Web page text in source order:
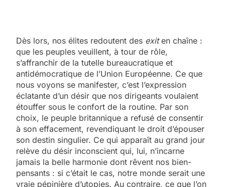
Dès lors, nos élites redoutent des exiten chaîne :
que les peuples veuillent, à tour de rôle,
s’affranchir de la tutelle bureaucratique et
antidémocratique de l’Union Européenne. Ce que
nous voyons se manifester, c’est l’expression
éclatante d’un désir que nos dirigeants voulaient
étouffer sous le confort de la routine. Par son
choix, le peuple britannique a refusé de consentir
à son effacement, revendiquant le droit d’épouser
son destin singulier. Ce qui apparaît au grand jour
relève du désir inconscient qui, lui, n’incarne
jamais la belle harmonie dont rêvent nos bien-
pensants : si c’était le cas, notre monde serait une
vraie pépinière d’utopies. Au contraire, ce que l’on